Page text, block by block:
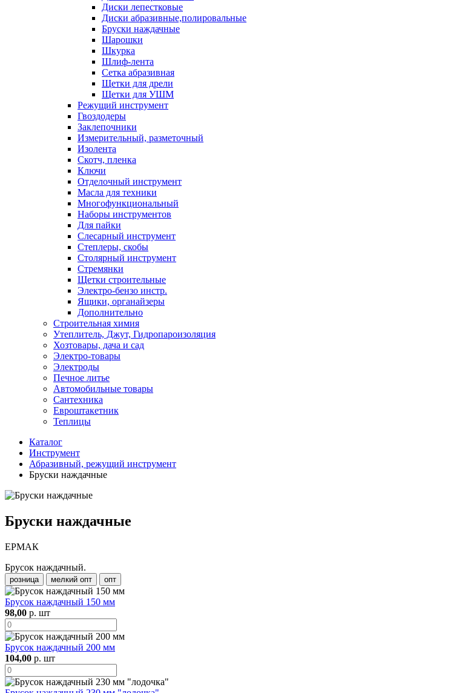
Диски лепестковые
Диски абразивные,полировальные
Бруски наждачные
Шарошки
Шкурка
Шлиф-лента
Сетка абразивная
Щетки для дрели
Щетки для УШМ
Режущий инструмент
Гвоздодеры
Заклепочники
Измерительный, разметочный
Изолента
Скотч, пленка
Ключи
Отделочный инструмент
Масла для техники
Многофункциональный
Наборы инструментов
Для пайки
Слесарный инструмент
Степлеры, скобы
Столярный инструмент
Стремянки
Щетки строительные
Электро-бензо инстр.
Ящики, органайзеры
Дополнительно
Строительная химия
Утеплитель, Джут, Гидропароизоляция
Хозтовары, дача и сад
Электро-товары
Электроды
Печное литье
Автомобильные товары
Сантехника
Евроштакетник
Теплицы
Каталог
Инструмент
Абразивный, режущий инструмент
Бруски наждачные
Бруски наждачные
ЕРМАК
Брусок наждачный.
розница мелкий опт опт
Брусок наждачный 150 мм
98,00 р. шт
Брусок наждачный 200 мм
104,00 р. шт